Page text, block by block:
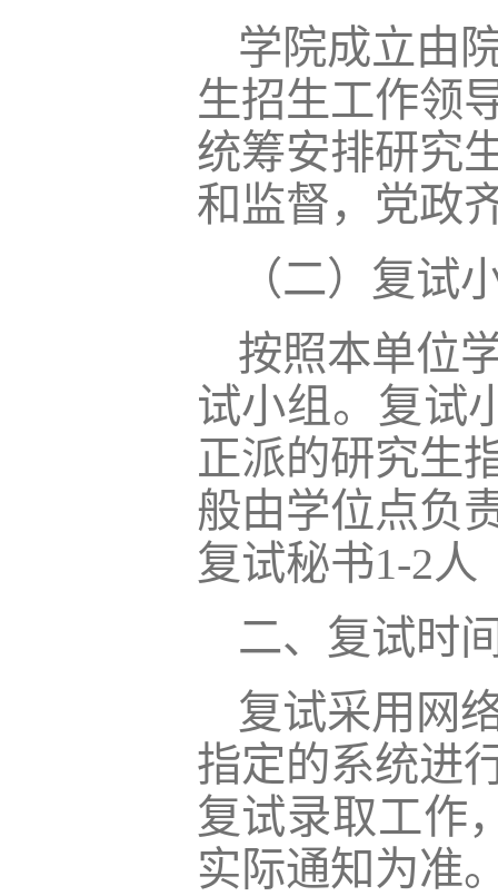
学院成立由
生招生工作领
统筹安排研究
和监督，党政
（二）复试
按照本单位
试小组。复试
正派的研究生
般由学位点负
复试秘书1-2
二、复试时
复试采用网
指定的系统进
复试录取工作
实际通知为准